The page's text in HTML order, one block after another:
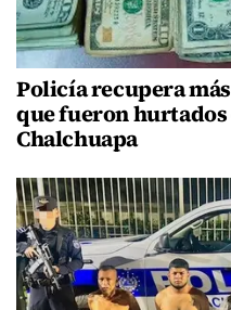
Policía recupera
que fueron hurtados
Chalchuapa